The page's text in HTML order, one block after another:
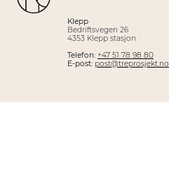
Klepp
Bedriftsvegen 26
4353 Klepp stasjon
Telefon: +47 51 78 98 80
E-post: post@treprosjekt.no